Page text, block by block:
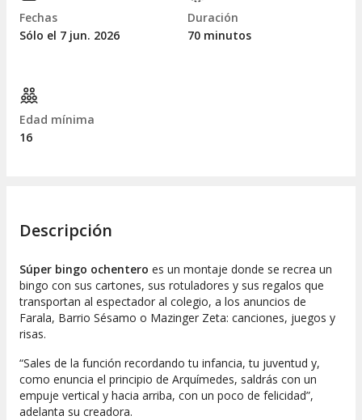
Fechas
Sólo el 7 jun. 2026
Duración
70 minutos
Edad mínima
16
Descripción
Súper bingo ochentero es un montaje donde se recrea un
bingo con sus cartones, sus rotuladores y sus regalos que
transportan al espectador al colegio, a los anuncios de
Farala, Barrio Sésamo o Mazinger Zeta: canciones, juegos y
risas.
“Sales de la función recordando tu infancia, tu juventud y,
como enuncia el principio de Arquímedes, saldrás con un
empuje vertical y hacia arriba, con un poco de felicidad”,
adelanta su creadora.